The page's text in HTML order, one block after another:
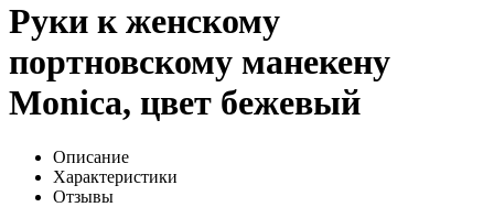
Руки к женскому
портновскому манекену
Monica, цвет бежевый
Описание
Характеристики
Отзывы